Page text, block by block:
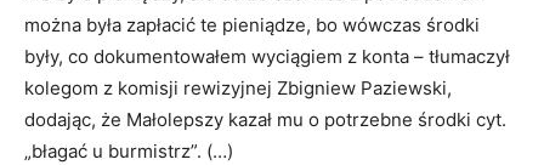
można była zapłacić te pieniądze, bo wówczas środki
były, co dokumentowałem wyciągiem z konta – tłumaczył
kolegom z komisji rewizyjnej Zbigniew Paziewski,
dodając, że Małolepszy kazał mu o potrzebne środki cyt.
„błagać u burmistrz”. (…)